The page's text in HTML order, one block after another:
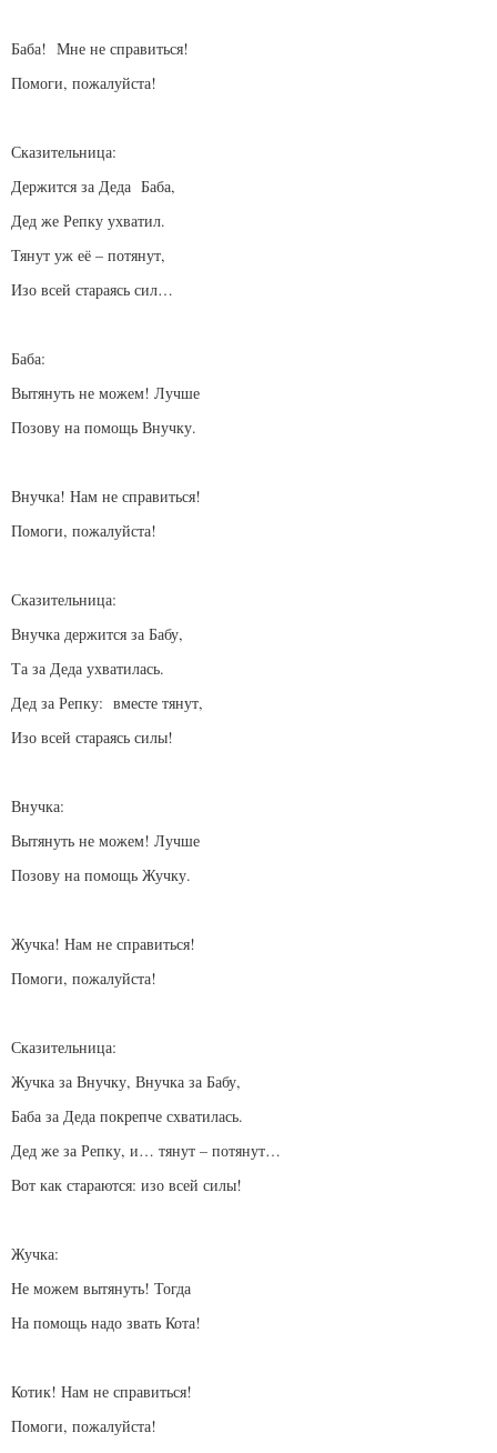
Баба! Мне не справиться!
Помоги, пожалуйста!
Сказительница:
Держится за Деда Баба,
Дед же Репку ухватил.
Тянут уж её – потянут,
Изо всей стараясь сил…
Баба:
Вытянуть не можем! Лучше
Позову на помощь Внучку.
Внучка! Нам не справиться!
Помоги, пожалуйста!
Сказительница:
Внучка держится за Бабу,
Та за Деда ухватилась.
Дед за Репку: вместе тянут,
Изо всей стараясь силы!
Внучка:
Вытянуть не можем! Лучше
Позову на помощь Жучку.
Жучка! Нам не справиться!
Помоги, пожалуйста!
Сказительница:
Жучка за Внучку, Внучка за Бабу,
Баба за Деда покрепче схватилась.
Дед же за Репку, и… тянут – потянут…
Вот как стараются: изо всей силы!
Жучка:
Не можем вытянуть! Тогда
На помощь надо звать Кота!
Котик! Нам не справиться!
Помоги, пожалуйста!